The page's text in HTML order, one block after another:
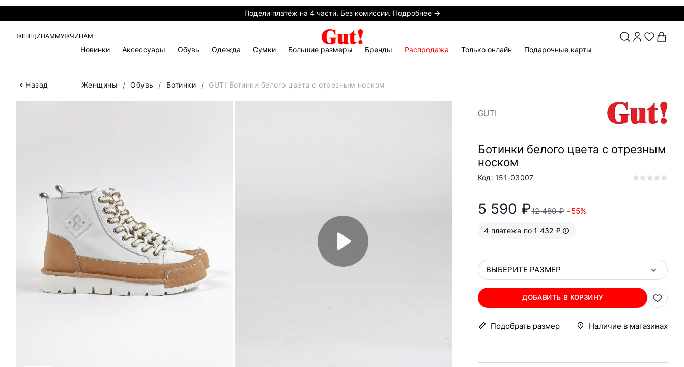
Подели платёж на 4 части. Без комиссии. Подробнее →
ЖЕНЩИНАММУЖЧИНАМ
Новинки Аксессуары Обувь Одежда Сумки Большие размеры Бренды Распродажа Только онлайн Подарочные карты
Назад Женщины Обувь Ботинки GUT! Ботинки белого цвета с отрезным носком
GUT!
Ботинки белого цвета с отрезным
носком
Код: 151-03007
5 590 ₽12 480 ₽ -55%
4 платежа по 1 432 ₽
ВЫБЕРИТЕ РАЗМЕР
ДОБАВИТЬ В КОРЗИНУ
Подобрать размер Наличие в магазинах